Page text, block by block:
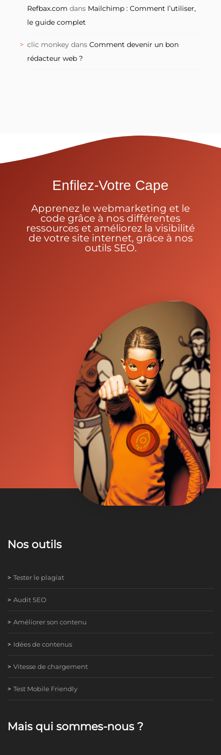
Refbax.com dans Mailchimp : Comment l’utiliser,
le guide complet
clic monkey dans Comment devenir un bon
rédacteur web ?
Enfilez-Votre Cape
Apprenez le webmarketing et le
code grâce à nos différentes
ressources et améliorez la visibilité
de votre site internet, grâce à nos
outils SEO.
Nos outils
Tester le plagiat
Audit SEO
Améliorer son contenu
Idées de contenus
Vitesse de chargement
Test Mobile Friendly
Mais qui sommes-nous ?